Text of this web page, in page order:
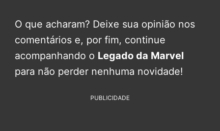
O que acharam? Deixe sua opinião nos
comentários e, por fim, continue
acompanhando o Legado da Marvel
para não perder nenhuma novidade!
PUBLICIDADE